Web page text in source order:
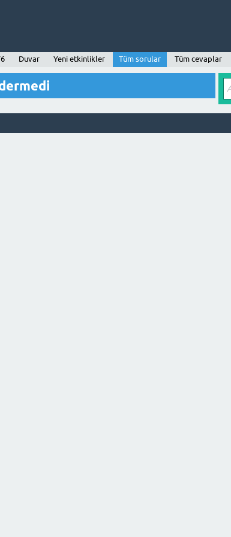
Duvar Yeni etkinlikler Tüm sorular Tüm cevaplar